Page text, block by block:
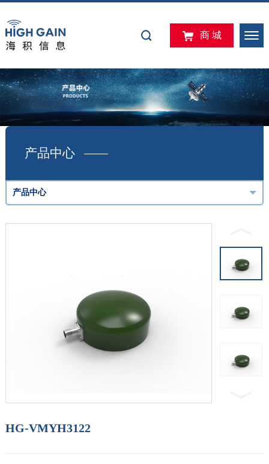
商 城
产品中心
产品中心
HG-VMYH3122